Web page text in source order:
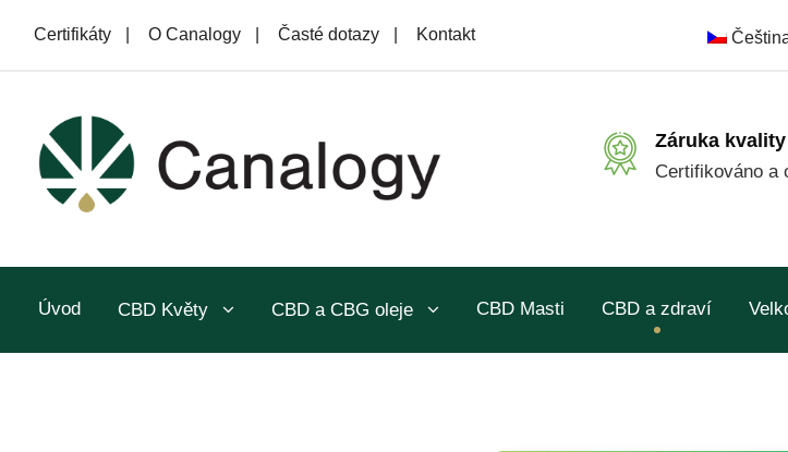
Certifikáty O Canalogy Časté dotazy Kontakt
Záruka kvality
Certifikováno a
Úvod CBD Květy CBD a CBG oleje CBD Masti CBD a zdraví